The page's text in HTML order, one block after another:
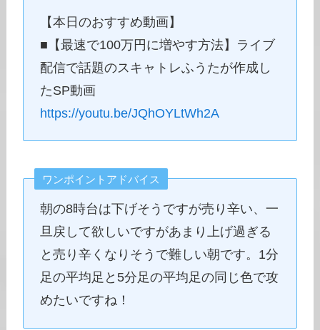
【本日のおすすめ動画】
■【最速で100万円に増やす方法】ライブ
配信で話題のスキャトレふうたが作成し
たSP動画
https://youtu.be/JQhOYLtWh2A
ワンポイントアドバイス
朝の8時台は下げそうですが売り辛い、一
旦戻して欲しいですがあまり上げ過ぎる
と売り辛くなりそうで難しい朝です。1分
足の平均足と5分足の平均足の同じ色で攻
めたいですね！